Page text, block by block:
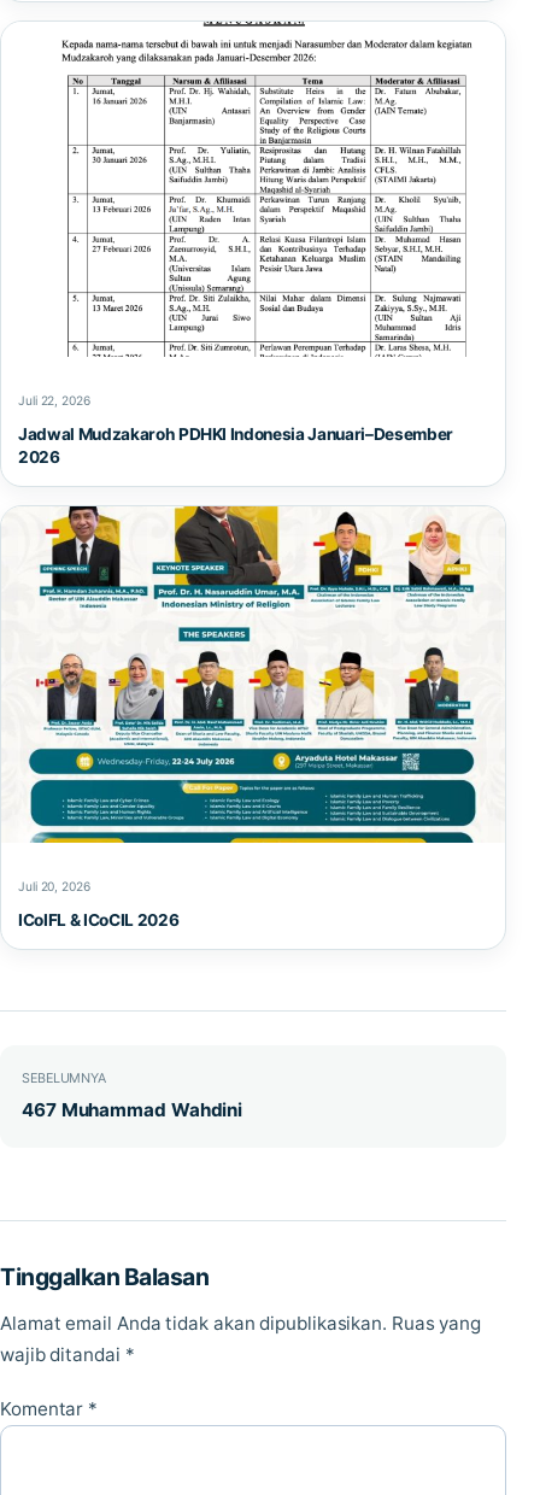
Juli 22, 2026
Jadwal Mudzakaroh PDHKI Indonesia Januari–Desember
2026
Juli 20, 2026
ICoIFL & ICoCIL 2026
Navigasi pos
SEBELUMNYA
467 Muhammad Wahdini
Tinggalkan Balasan
Alamat email Anda tidak akan dipublikasikan. Ruas yang
wajib ditandai *
Komentar *